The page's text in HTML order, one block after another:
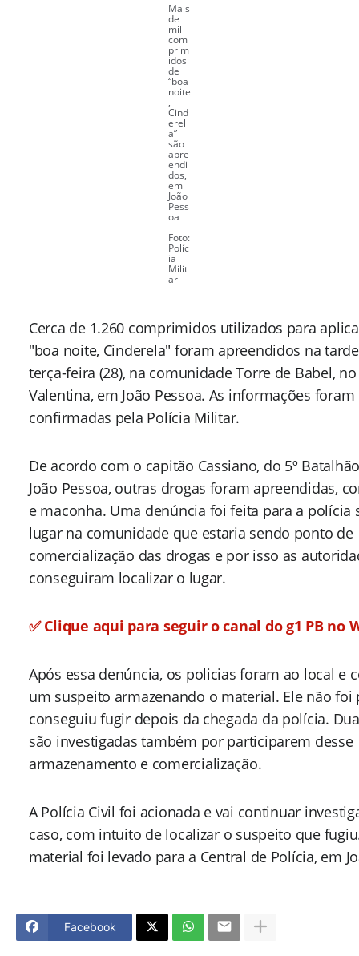
Mais
de
mil
com
prim
idos
de
“boa
noite
,
Cind
erel
a”
são
apre
endi
dos,
em
João
Pess
oa
—
Foto:
Políc
ia
Milit
ar
Cerca de 1.260 comprimidos utilizados para
"boa noite, Cinderela" foram apreendidos na
terça-feira (28), na comunidade Torre de Babel,
Valentina, em João Pessoa. As informações foram
confirmadas pela Polícia Militar.
De acordo com o capitão Cassiano, do 5º
João Pessoa, outras drogas foram apreendidas,
e maconha. Uma denúncia foi feita para a polícia
lugar na comunidade que estaria sendo ponto de
comercialização das drogas e por isso as
conseguiram localizar o lugar.
✅ Clique aqui para seguir o canal do g1 PB no
Após essa denúncia, os policias foram ao local e
um suspeito armazenando o material. Ele não foi
conseguiu fugir depois da chegada da polícia.
são investigadas também por participarem desse
armazenamento e comercialização.
A Polícia Civil foi acionada e vai continuar
caso, com intuito de localizar o suspeito que
material foi levado para a Central de Polícia, em
Facebook